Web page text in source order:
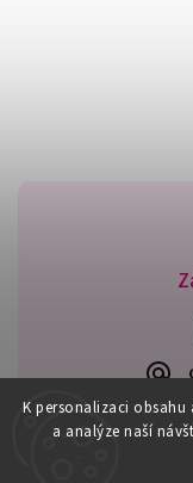
K personalizaci
a analýze naší